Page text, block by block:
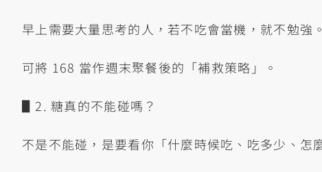
早上需要大量思考的人，若不吃會當機，就不勉強。
可將 168 當作週末聚餐後的「補救策略」。
▋2. 糖真的不能碰嗎？
不是不能碰，是要看你「什麼時候吃、吃多少、怎